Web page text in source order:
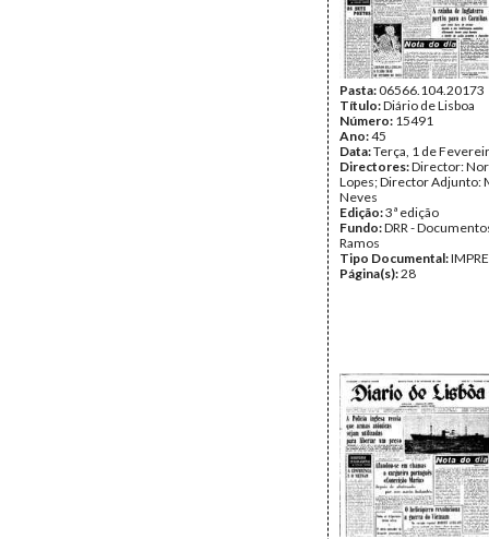
Pasta:06566.104.20173
Título:Diário de Lisboa
Número: 15491
Ano:45
Data:Terça, 1 de
Directores:Director:
Lopes; Director Adjunto:
Neves
Edição:3ª edição
Fundo:DRR -
Ramos
Tipo Documental:
Página(s):28